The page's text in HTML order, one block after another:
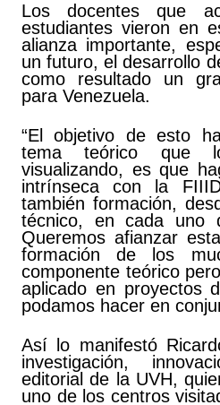
Los docentes que
estudiantes vieron en
alianza importante,
un futuro, el desarrollo
como resultado un
para Venezuela.
“El objetivo de esto
tema teórico que
visualizando, es que
intrínseca con la
también formación,
técnico, en cada uno
Queremos afianzar
formación de los
componente teórico
aplicado en proyectos
podamos hacer en
Así lo manifestó
investigación,
editorial de la UVH,
uno de los centros